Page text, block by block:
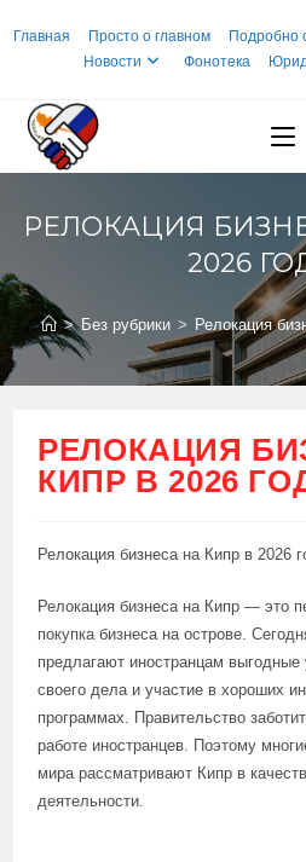
Главная Просто о главном Подробно
Новости
Фонотека
РЕЛОКАЦИЯ
2026
> Без рубрики > Релокация
РЕЛОКАЦИЯ
КИПР В 2026
Релокация бизнеса на Кипр в 2026
Релокация бизнеса на Кипр — это
покупка бизнеса на острове.
предлагают иностранцам
своего дела и участие в хороших
программах. Правительство
работе иностранцев. Поэтому
мира рассматривают Кипр в
деятельности.